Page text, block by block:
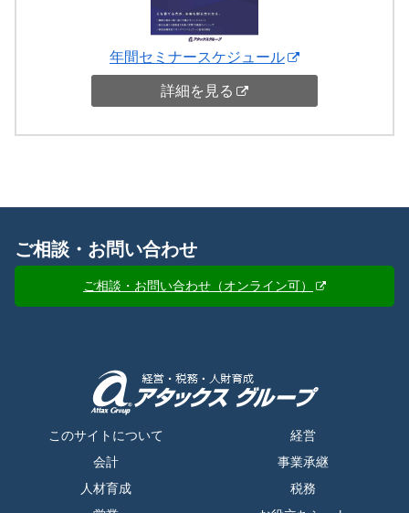
年間セミナースケジュール
詳細を見る
ご相談・お問い合わせ
ご相談・お問い合わせ（オンライン可）
このサイトについて
経営
会計
事業承継
人材育成
税務